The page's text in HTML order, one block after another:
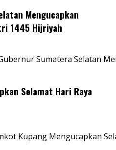
Mengucapkan
1445 Hijriyah
Sumatera Selatan
Selamat Hari Raya
Kupang Mengucapkan